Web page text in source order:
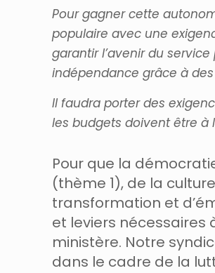
Pour gagner cette
populaire avec une
garantir l’avenir du
indépendance grâce à
Il faudra porter des
les budgets doivent être à
Pour que la
(thème 1), de la
transformation et
et leviers nécessaires
ministère. Notre
dans le cadre de la